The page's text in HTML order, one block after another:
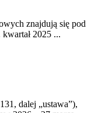
znajdują się pod
2025 ...
dalej „ustawa”),